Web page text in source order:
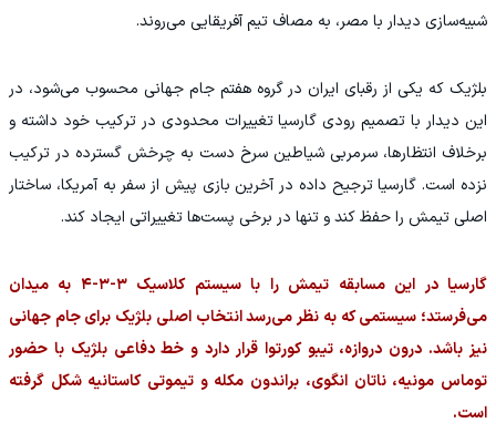
شبیه‌سازی دیدار با مصر، به مصاف تیم آفریقایی می‌روند.
بلژیک که یکی از رقبای ایران در گروه هفتم جام جهانی محسوب می‌شود، در
این دیدار با تصمیم رودی گارسیا تغییرات محدودی در ترکیب خود داشته و
برخلاف انتظارها، سرمربی شیاطین سرخ دست به چرخش گسترده در ترکیب
نزده است. گارسیا ترجیح داده در آخرین بازی پیش از سفر به آمریکا، ساختار
اصلی تیمش را حفظ کند و تنها در برخی پست‌ها تغییراتی ایجاد کند.
گارسیا در این مسابقه تیمش را با سیستم کلاسیک ۳-۳-۴ به میدان
می‌فرستد؛ سیستمی که به نظر می‌رسد انتخاب اصلی بلژیک برای جام جهانی
نیز باشد. درون دروازه، تیبو کورتوا قرار دارد و خط دفاعی بلژیک با حضور
توماس مونیه، ناتان انگوی، براندون مکله و تیموتی کاستانیه شکل گرفته
است.